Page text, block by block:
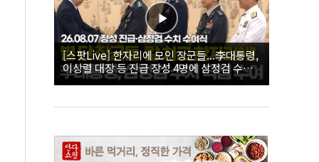
[스팟Live] 한자리에 모인 장군들...李대통령,
이상렬 대장 등 진급 장성 4명에 삼정검 수치
직접 수여｜26.08.07 장성 진급·삼정검 수치